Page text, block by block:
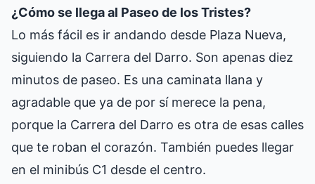
¿Cómo se llega al Paseo de los Tristes?
Lo más fácil es ir andando desde Plaza Nueva,
siguiendo la Carrera del Darro. Son apenas diez
minutos de paseo. Es una caminata llana y
agradable que ya de por sí merece la pena,
porque la Carrera del Darro es otra de esas calles
que te roban el corazón. También puedes llegar
en el minibús C1 desde el centro.